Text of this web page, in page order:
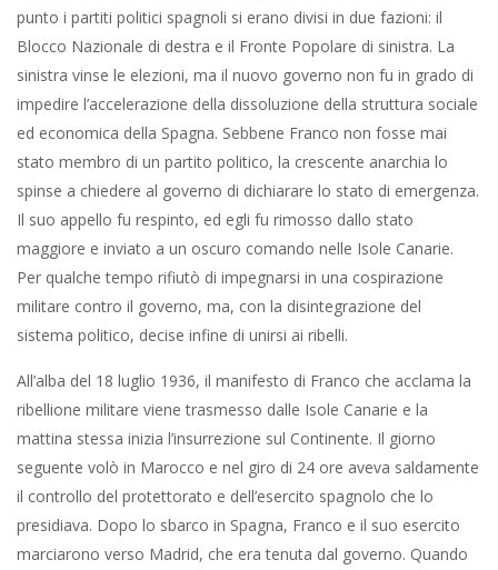
punto i partiti politici spagnoli si erano divisi in due fazioni: il
Blocco Nazionale di destra e il Fronte Popolare di sinistra. La
sinistra vinse le elezioni, ma il nuovo governo non fu in grado di
impedire l’accelerazione della dissoluzione della struttura sociale
ed economica della Spagna. Sebbene Franco non fosse mai
stato membro di un partito politico, la crescente anarchia lo
spinse a chiedere al governo di dichiarare lo stato di emergenza.
Il suo appello fu respinto, ed egli fu rimosso dallo stato
maggiore e inviato a un oscuro comando nelle Isole Canarie.
Per qualche tempo rifiutò di impegnarsi in una cospirazione
militare contro il governo, ma, con la disintegrazione del
sistema politico, decise infine di unirsi ai ribelli.
All’alba del 18 luglio 1936, il manifesto di Franco che acclama la
ribellione militare viene trasmesso dalle Isole Canarie e la
mattina stessa inizia l’insurrezione sul Continente. Il giorno
seguente volò in Marocco e nel giro di 24 ore aveva saldamente
il controllo del protettorato e dell’esercito spagnolo che lo
presidiava. Dopo lo sbarco in Spagna, Franco e il suo esercito
marciarono verso Madrid, che era tenuta dal governo. Quando